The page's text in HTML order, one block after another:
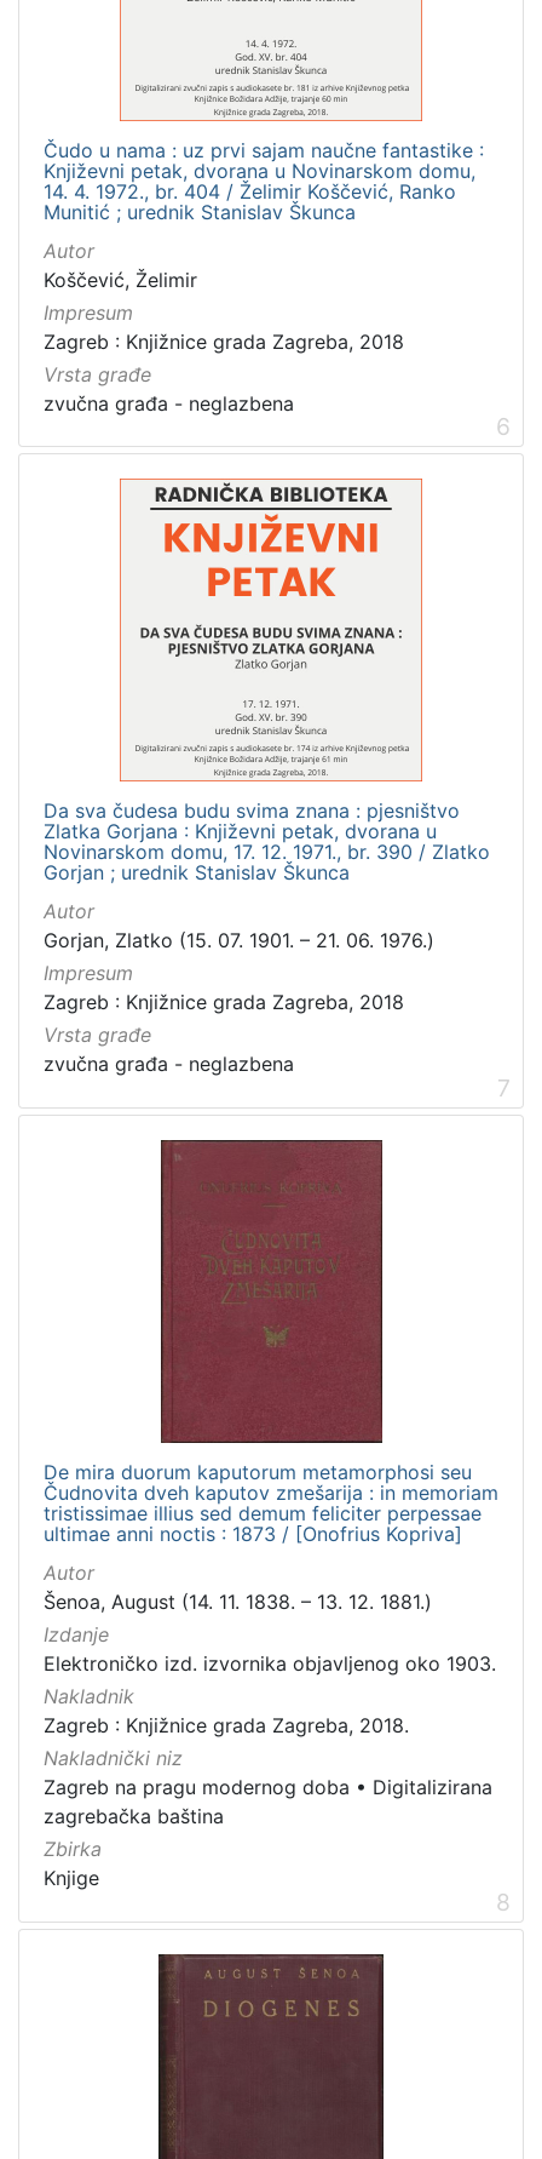
Čudo u nama : uz prvi sajam naučne fantastike :
Književni petak, dvorana u Novinarskom domu,
14. 4. 1972., br. 404 / Želimir Koščević, Ranko
Munitić ; urednik Stanislav Škunca
Autor
Koščević, Želimir
Impresum
Zagreb : Knjižnice grada Zagreba, 2018
Vrsta građe
zvučna građa - neglazbena
6
Da sva čudesa budu svima znana : pjesništvo
Zlatka Gorjana : Književni petak, dvorana u
Novinarskom domu, 17. 12. 1971., br. 390 / Zlatko
Gorjan ; urednik Stanislav Škunca
Autor
Gorjan, Zlatko (15. 07. 1901. – 21. 06. 1976.)
Impresum
Zagreb : Knjižnice grada Zagreba, 2018
Vrsta građe
zvučna građa - neglazbena
7
De mira duorum kaputorum metamorphosi seu
Čudnovita dveh kaputov zmešarija : in memoriam
tristissimae illius sed demum feliciter perpessae
ultimae anni noctis : 1873 / [Onofrius Kopriva]
Autor
Šenoa, August (14. 11. 1838. – 13. 12. 1881.)
Izdanje
Elektroničko izd. izvornika objavljenog oko 1903.
Nakladnik
Zagreb : Knjižnice grada Zagreba, 2018.
Nakladnički niz
Zagreb na pragu modernog doba • Digitalizirana
zagrebačka baština
Zbirka
Knjige
8